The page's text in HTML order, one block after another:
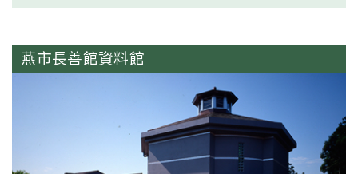
燕市長善館資料館